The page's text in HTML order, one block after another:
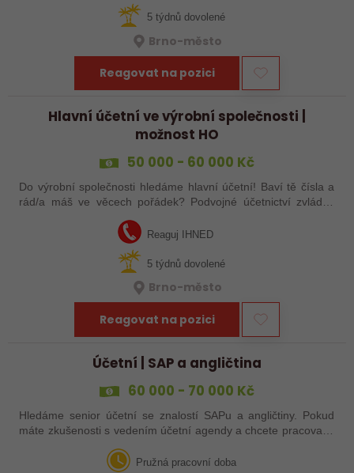
5 týdnů dovolené
Brno-město
Reagovat na pozici
Hlavní účetní ve výrobní společnosti |
možnost HO
50 000 - 60 000 Kč
Do výrobní společnosti hledáme hlavní účetní! Baví tě čísla a
rád/a máš ve věcech pořádek? Podvojné účetnictví zvládáš
levou zadní a máš zkušenost z výrobní firmy? Tak to hledáme
Reaguj IHNED
5 týdnů dovolené
Brno-město
Reagovat na pozici
Účetní | SAP a angličtina
60 000 - 70 000 Kč
Hledáme senior účetní se znalostí SAPu a angličtiny. Pokud
máte zkušenosti s vedením účetní agendy a chcete pracovat v
Pružná pracovní doba